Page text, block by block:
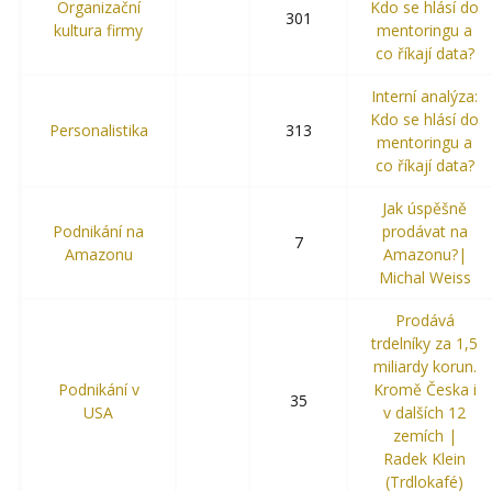
Organizační
kultura firmy
301
Kdo se hlásí do
mentoringu a
co říkají data?
Personalistika 313
Interní analýza:
Kdo se hlásí do
mentoringu a
co říkají data?
Podnikání na
Amazonu
7
Jak úspěšně
prodávat na
Amazonu?|
Michal Weiss
Podnikání v
USA
35
Prodává
trdelníky za 1,5
miliardy korun.
Kromě Česka i
v dalších 12
zemích |
Radek Klein
(Trdlokafé)